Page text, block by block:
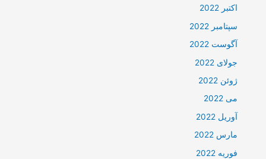
اکتبر 2022
سپتامبر 2022
آگوست 2022
جولای 2022
ژوئن 2022
می 2022
آوریل 2022
مارس 2022
فوریه 2022